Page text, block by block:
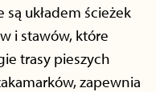
układem ścieżek
i stawów, które
trasy pieszych
zapewnia